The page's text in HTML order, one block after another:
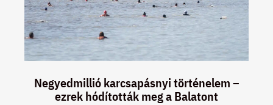
Negyedmillió karcsapásnyi történelem –
ezrek hódították meg a Balatont